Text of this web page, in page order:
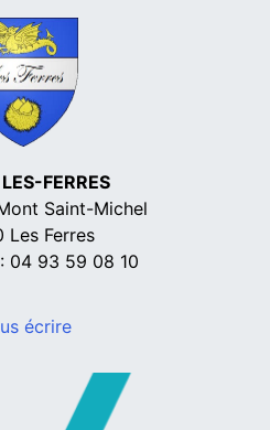
FERRES
Saint-Michel
Les Ferres
04 93 59 08 10
écrire